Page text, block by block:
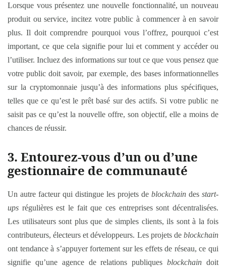
Lorsque vous présentez une nouvelle fonctionnalité, un nouveau
produit ou service, incitez votre public à commencer à en savoir
plus. Il doit comprendre pourquoi vous l’offrez, pourquoi c’est
important, ce que cela signifie pour lui et comment y accéder ou
l’utiliser. Incluez des informations sur tout ce que vous pensez que
votre public doit savoir, par exemple, des bases informationnelles
sur la cryptomonnaie jusqu’à des informations plus spécifiques,
telles que ce qu’est le prêt basé sur des actifs. Si votre public ne
saisit pas ce qu’est la nouvelle offre, son objectif, elle a moins de
chances de réussir.
3. Entourez-vous d’un ou d’une
gestionnaire de communauté
Un autre facteur qui distingue les projets de blockchain des start-
ups régulières est le fait que ces entreprises sont décentralisées.
Les utilisateurs sont plus que de simples clients, ils sont à la fois
contributeurs, électeurs et développeurs. Les projets de blockchain
ont tendance à s’appuyer fortement sur les effets de réseau, ce qui
signifie qu’une agence de relations publiquesblockchain doit